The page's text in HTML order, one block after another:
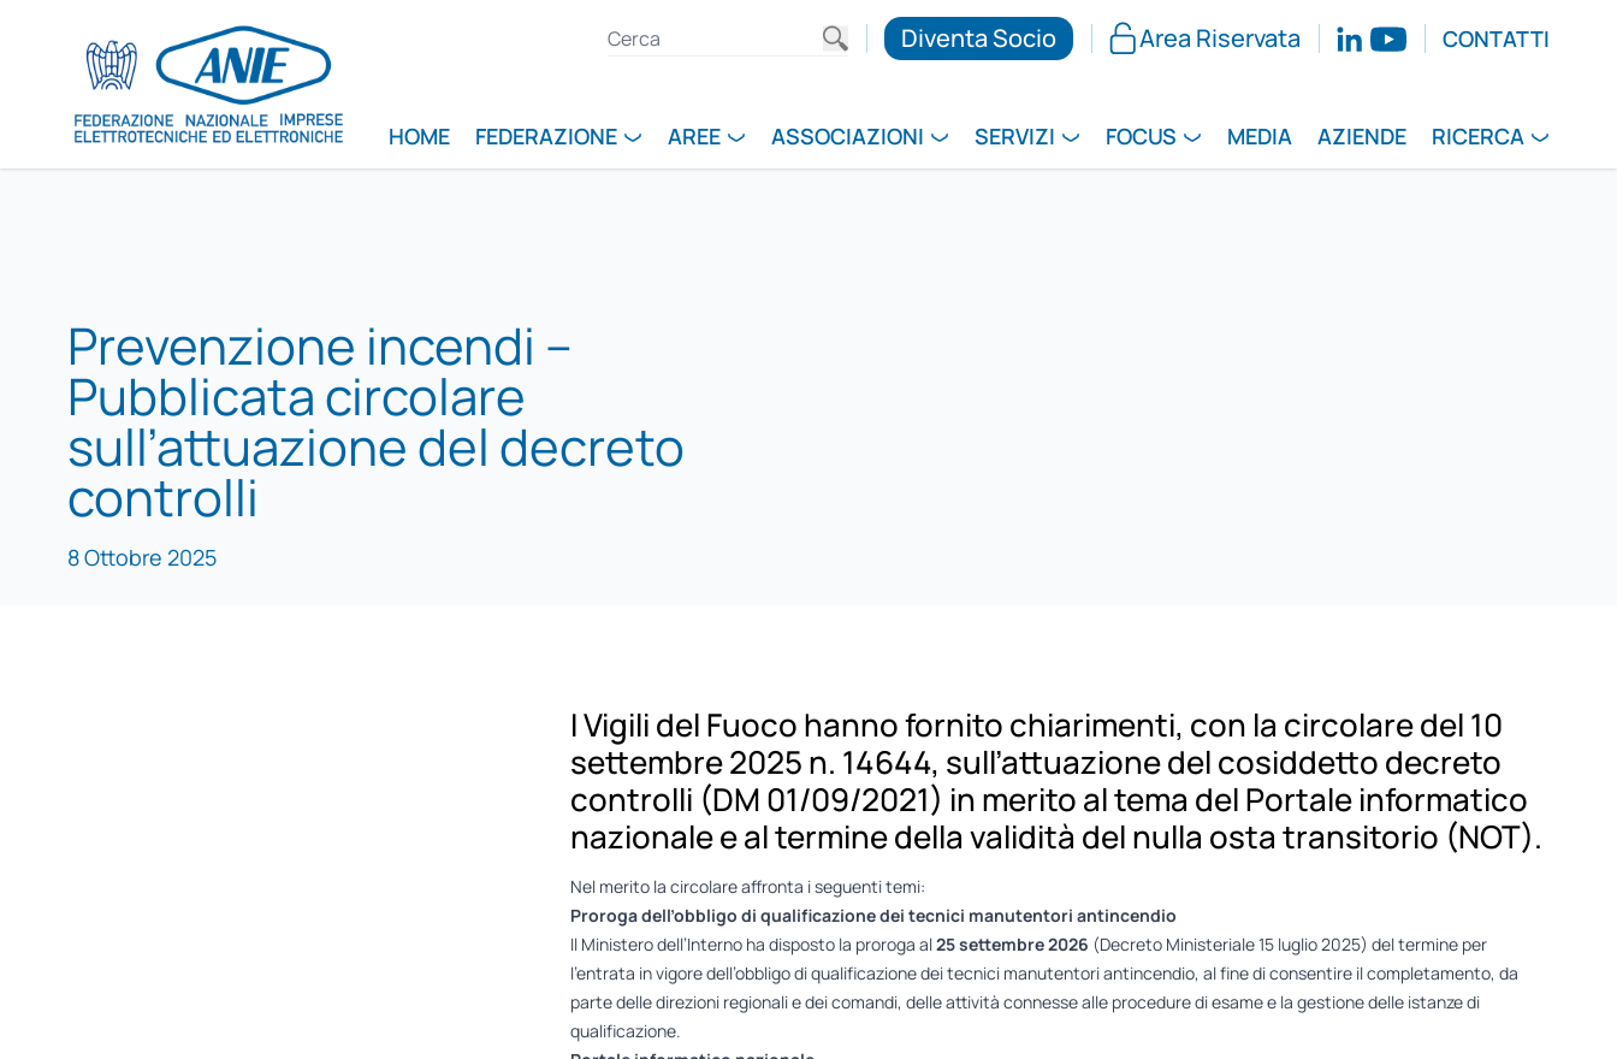
Diventa Socio Area Riservata CONTATTI
HOME FEDERAZIONE AREE ASSOCIAZIONI SERVIZI FOCUS MEDIA AZIENDE RICERCA
Prevenzione incendi –
Pubblicata circolare
sull’attuazione del decreto
controlli
8 Ottobre 2025
I Vigili del Fuoco hanno fornito chiarimenti, con la circolare del 10
settembre 2025 n. 14644, sull’attuazione del cosiddetto decreto
controlli (DM 01/09/2021) in merito al tema del Portale informatico
nazionale e al termine della validità del nulla osta transitorio (NOT).
Nel merito la circolare affronta i seguenti temi:
Proroga dell’obbligo di qualificazione dei tecnici manutentori antincendio
Il Ministero dell’Interno ha disposto la proroga al25 settembre 2026 (Decreto Ministeriale 15 luglio 2025) del termine per
l’entrata in vigore dell’obbligo di qualificazione dei tecnici manutentori antincendio, al fine di consentire il completamento, da
parte delle direzioni regionali e dei comandi, delle attività connesse alle procedure di esame e la gestione delle istanze di
qualificazione.